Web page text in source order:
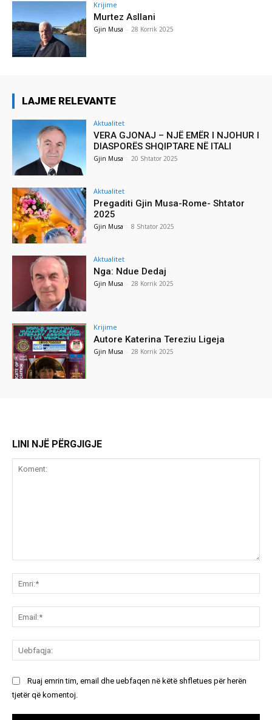
Krijime
Murtez Asllani
Gjin Musa - 28 Korrik 2025
LAJME RELEVANTE
Aktualitet
VERA GJONAJ – NJË EMËR I NJOHUR I
DIASPORËS SHQIPTARE NË ITALI
Gjin Musa - 20 Shtator 2025
Aktualitet
Pregaditi Gjin Musa-Rome- Shtator
2025
Gjin Musa - 8 Shtator 2025
Aktualitet
Nga: Ndue Dedaj
Gjin Musa - 28 Korrik 2025
Krijime
Autore Katerina Tereziu Ligeja
Gjin Musa - 28 Korrik 2025
LINI NJË PËRGJIGJE
Ruaj emrin tim, email dhe uebfaqen në këtë shfletues për herën
tjetër që komentoj.